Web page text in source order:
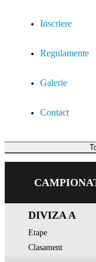
Inscriere
Regulamente
Galerie
Contact
DIVIZA A
Etape
Clasament